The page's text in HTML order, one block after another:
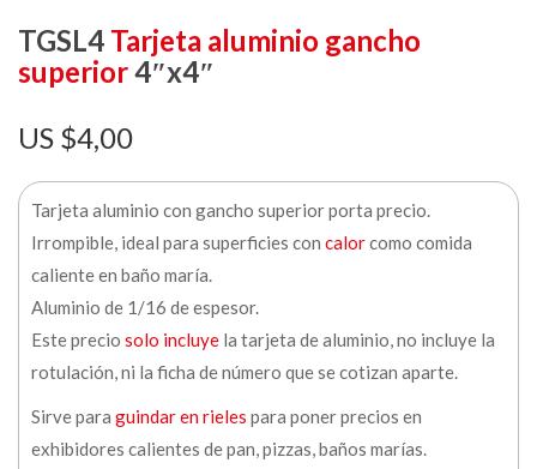
TGSL4 Tarjeta aluminio gancho
superior4″x4″
$4,00
Tarjeta aluminio con gancho superior porta precio.
Irrompible, ideal para superficies con calorcomo comida
caliente en baño maría.
Aluminio de 1/16 de espesor.
Este precio solo incluye la tarjeta de aluminio, no incluye la
rotulación, ni la ficha de número que se cotizan aparte.
Sirve para guindar en rieles para poner precios en
exhibidores calientes de pan, pizzas, baños marías.